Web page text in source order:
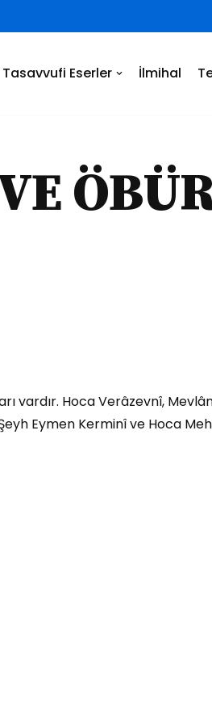
Tasavvufi Eserler İlmihal
vardır. Hoca Verâzevnî,
Eymen Kerminî ve Hoca